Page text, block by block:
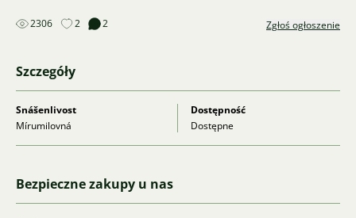
2306 2 2 Zgłoś ogłoszenie
Szczegóły
Snášenlivost
Mírumilovná
Dostępność
Dostępne
Bezpieczne zakupy u nas